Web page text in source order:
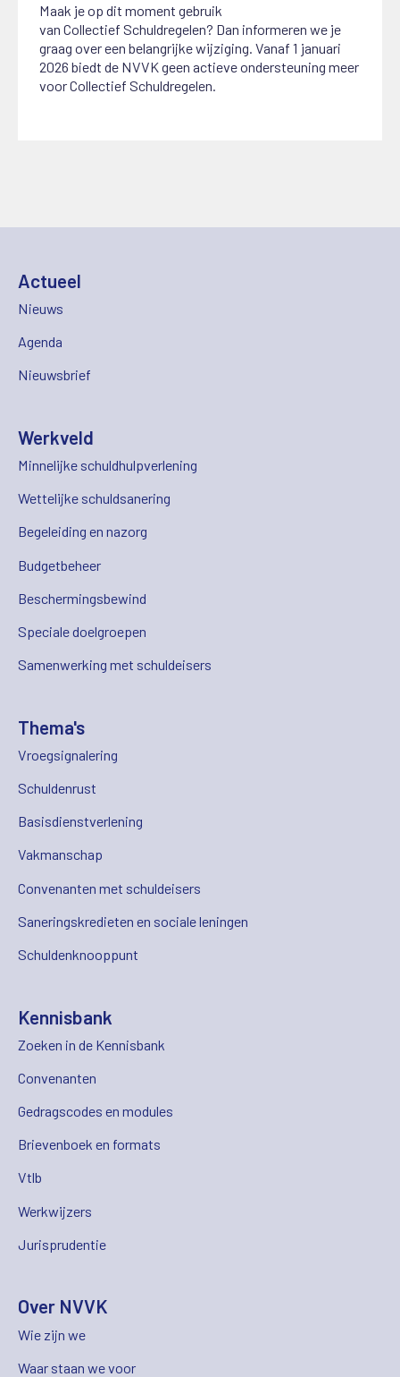
Maak je op dit moment gebruik
vanCollectiefSchuldregelen? Dan informeren we je
graag over een belangrijke wijziging. Vanaf 1 januari
2026 biedt de NVVK geen actieve ondersteuning meer
voor Collectief Schuldregelen.
Actueel
Nieuws
Agenda
Nieuwsbrief
Werkveld
Minnelijke schuldhulpverlening
Wettelijke schuldsanering
Begeleiding en nazorg
Budgetbeheer
Beschermingsbewind
Speciale doelgroepen
Samenwerking met schuldeisers
Thema's
Vroegsignalering
Schuldenrust
Basisdienstverlening
Vakmanschap
Convenanten met schuldeisers
Saneringskredieten en sociale leningen
Schuldenknooppunt
Kennisbank
Zoeken in de Kennisbank
Convenanten
Gedragscodes en modules
Brievenboek en formats
Vtlb
Werkwijzers
Jurisprudentie
Over NVVK
Wie zijn we
Waar staan we voor